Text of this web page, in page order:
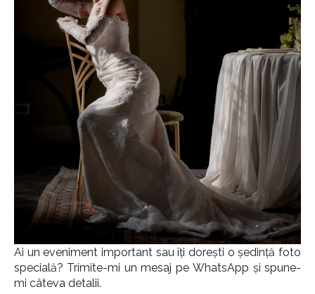
Ai un eveniment important sau îți dorești o ședință foto
specială? Trimite-mi un mesaj pe WhatsApp și spune-
mi câteva detalii.